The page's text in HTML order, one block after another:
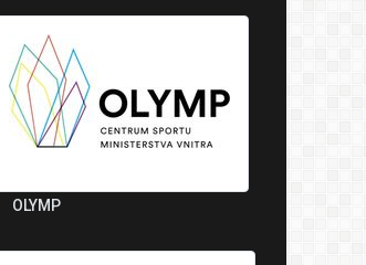
OLYMP